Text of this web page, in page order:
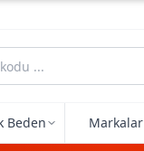
Beden Markalar